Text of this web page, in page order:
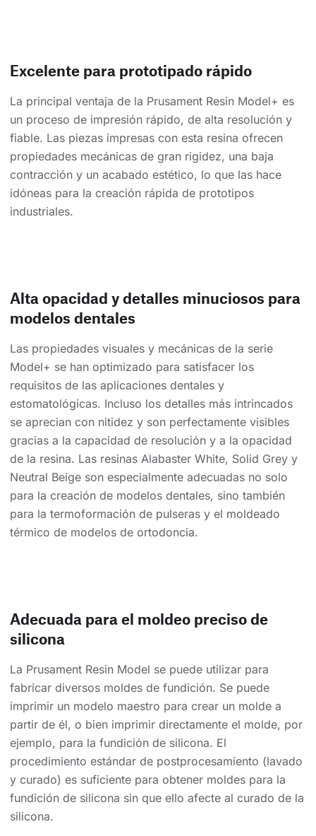
Excelente para prototipado rápido
La principal ventaja de la Prusament Resin Model+ es
un proceso de impresión rápido, de alta resolución y
fiable. Las piezas impresas con esta resina ofrecen
propiedades mecánicas de gran rigidez, una baja
contracción y un acabado estético, lo que las hace
idóneas para la creación rápida de prototipos
industriales.
Alta opacidad y detalles minuciosos para
modelos dentales
Las propiedades visuales y mecánicas de la serie
Model+ se han optimizado para satisfacer los
requisitos de las aplicaciones dentales y
estomatológicas. Incluso los detalles más intrincados
se aprecian con nitidez y son perfectamente visibles
gracias a la capacidad de resolución y a la opacidad
de la resina. Las resinas Alabaster White, Solid Grey y
Neutral Beige son especialmente adecuadas no solo
para la creación de modelos dentales, sino también
para la termoformación de pulseras y el moldeado
térmico de modelos de ortodoncia.
Adecuada para el moldeo preciso de
silicona
La Prusament Resin Model se puede utilizar para
fabricar diversos moldes de fundición. Se puede
imprimir un modelo maestro para crear un molde a
partir de él, o bien imprimir directamente el molde, por
ejemplo, para la fundición de silicona. El
procedimiento estándar de postprocesamiento (lavado
y curado) es suficiente para obtener moldes para la
fundición de silicona sin que ello afecte al curado de la
silicona.